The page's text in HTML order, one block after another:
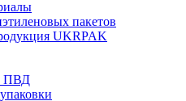
пакетов
UKRPAK
ПВД